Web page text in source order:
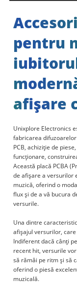
pentru
afișare
Unixplore Electronics
fabricarea
PCB, achiziție de
funcționare,
Această placă PCBA
de afișare a versurilor
muzică, oferind o
flux și de a vă bucura
versurile.
Una dintre
afișajul versurilor,
Indiferent dacă cânți
recent hit, versurile
să rămâi pe ritm și să
oferind o piesă
muzicală.